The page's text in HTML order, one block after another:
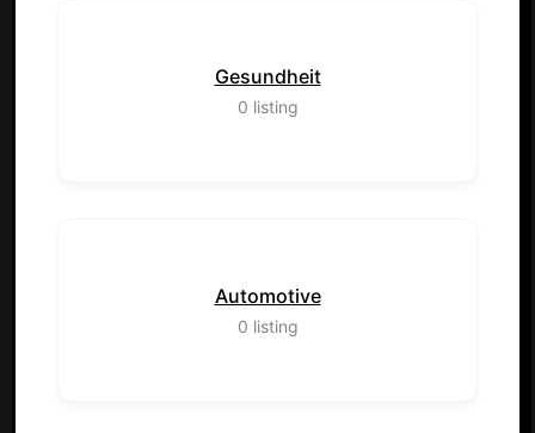
Gesundheit
0 listing
Automotive
0 listing